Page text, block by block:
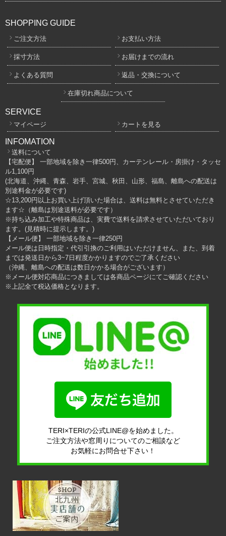
SHOPPING GUIDE
ご注文方法 お支払い方法
採寸方法 お届けまでの流れ
よくある質問 返品・交換について
在庫切れ商品について
SERVICE
マイページ カートを見る
INFOMATION
送料について
【宅配便】 一部地域を除き一律500円、カーテンレール・房掛け・タッセ
ル1,100円
(北海道、沖縄、青森、岩手、宮城、秋田、山形、福島、離島への配送は
別途料金が必要です)
☆13,200円以上お買い上げ頂いた場合は、送料は無料とさせていただき
ます☆（離島は別途送料が必要です）
※持ち込み加工や特殊商品は、実費で送料を請求させていただいており
ます。(見積時に提示します。)
【メール便】 一部地域を除き一律250円
メール便は日時指定・代引引換のご利用はいただけません、また、到着
までは発送日から3~7日程度かかりますのでご了承ください
（沖縄、離島への配送は数日かかる場合がございます）
※メール便対応商品につきましては各商品ページにてご確認ください
※上記全て税込価格となります。
TERI×TERIの公式LINE@を始めました。
ご注文方法や窓周りについてのご相談など
お気軽にお問合せ下さい！